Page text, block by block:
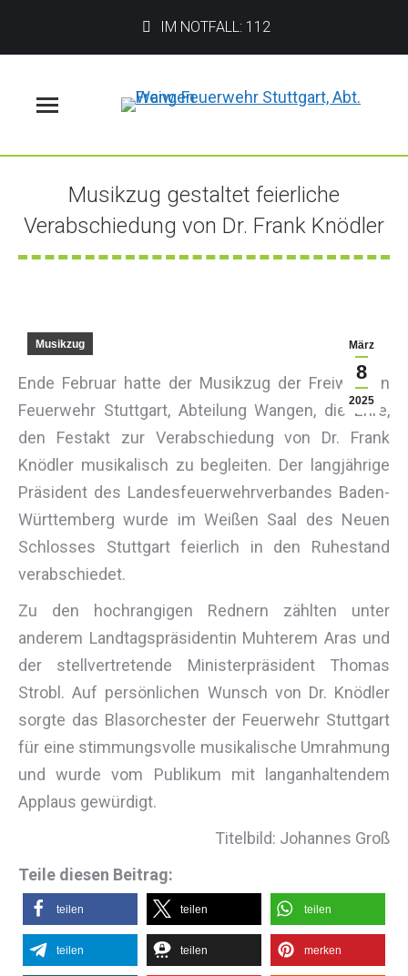
IM NOTFALL: 112
Musikzug gestaltet feierliche
Verabschiedung von Dr. Frank Knödler
Sie befinden sich hier:
März
8
2025
Musikzug
Ende Februar hatte der Musikzug der Freiwilligen
Feuerwehr Stuttgart, Abteilung Wangen, die Ehre,
den Festakt zur Verabschiedung von Dr. Frank
Knödler musikalisch zu begleiten. Der langjährige
Präsident des Landesfeuerwehrverbandes Baden-
Württemberg wurde im Weißen Saal des Neuen
Schlosses Stuttgart feierlich in den Ruhestand
verabschiedet.
Zu den hochrangigen Rednern zählten unter
anderem Landtagspräsidentin Muhterem Aras und
der stellvertretende Ministerpräsident Thomas
Strobl. Auf persönlichen Wunsch von Dr. Knödler
sorgte das Blasorchester der Feuerwehr Stuttgart
für eine stimmungsvolle musikalische Umrahmung
und wurde vom Publikum mit langanhaltendem
Applaus gewürdigt.
Titelbild: Johannes Groß
Teile diesen Beitrag:
teilen teilen teilen
teilen teilen merken